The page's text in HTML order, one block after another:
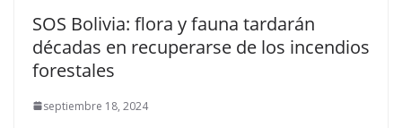
SOS Bolivia: flora y fauna tardarán
décadas en recuperarse de los incendios
forestales
septiembre 18, 2024